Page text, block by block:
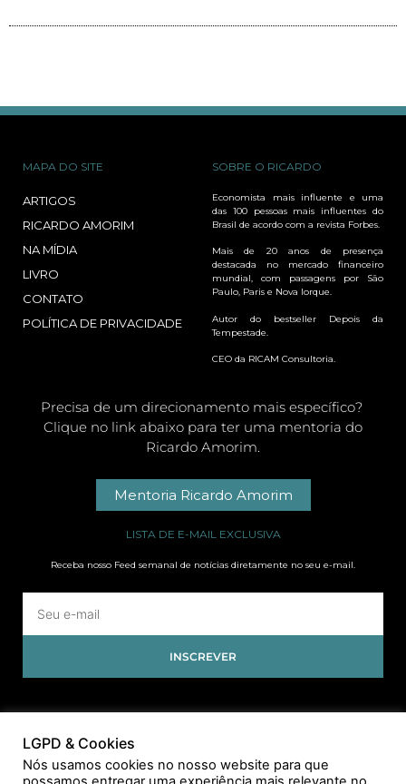
MAPA DO SITE
ARTIGOS
RICARDO AMORIM
NA MÍDIA
LIVRO
CONTATO
POLÍTICA DE PRIVACIDADE
SOBRE O RICARDO
Economista mais influente e uma
das 100 pessoas mais influentes do
Brasil de acordo com a revista Forbes.
Mais de 20 anos de presença
destacada no mercado financeiro
mundial, com passagens por São
Paulo, Paris e Nova Iorque.
Autor do bestseller Depois da
Tempestade.
CEO da RICAM Consultoria.
Precisa de um direcionamento mais específico?
Clique no link abaixo para ter uma mentoria do
Ricardo Amorim.
Mentoria Ricardo Amorim
LISTA DE E-MAIL EXCLUSIVA
Receba nosso Feed semanal de notícias diretamente no seu e-mail.
INSCREVER
LGPD & Cookies
Nós usamos cookies no nosso website para que